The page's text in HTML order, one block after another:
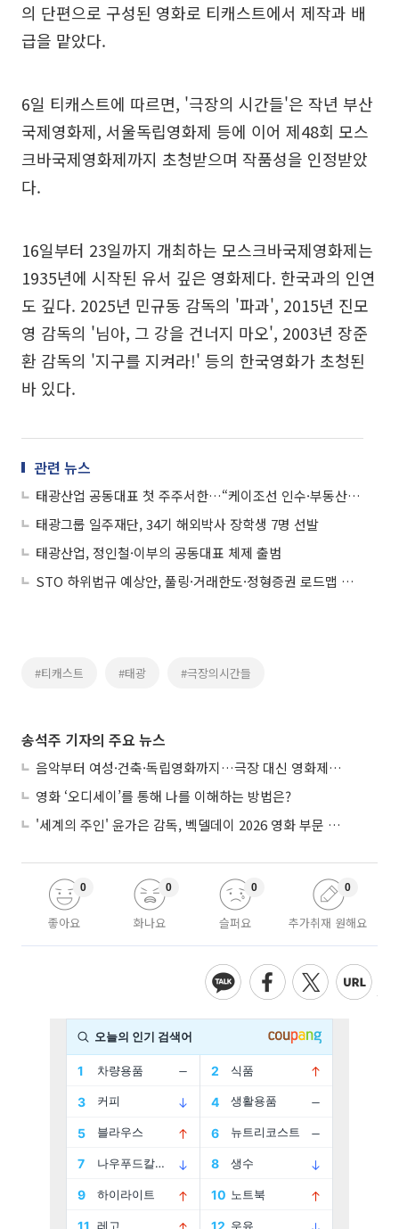
의 단편으로 구성된 영화로 티캐스트에서 제작과 배
급을 맡았다.
6일 티캐스트에 따르면, '극장의 시간들'은 작년 부산
국제영화제, 서울독립영화제 등에 이어 제48회 모스
크바국제영화제까지 초청받으며 작품성을 인정받았
다.
16일부터 23일까지 개최하는 모스크바국제영화제는
1935년에 시작된 유서 깊은 영화제다. 한국과의 인연
도 깊다. 2025년 민규동 감독의 '파과', 2015년 진모
영 감독의 '님아, 그 강을 건너지 마오', 2003년 장준
환 감독의 '지구를 지켜라!' 등의 한국영화가 초청된
바 있다.
관련 뉴스
태광산업 공동대표 첫 주주서한…“케이조선 인수·부동산 개발 기회 다각 검토”
태광그룹 일주재단, 34기 해외박사 장학생 7명 선발
태광산업, 정인철·이부의 공동대표 체제 출범
STO 하위법규 예상안, 풀링·거래한도·정형증권 로드맵 제시
#티캐스트 #태광 #극장의시간들
송석주 기자의 주요 뉴스
음악부터 여성·건축·독립영화까지…극장 대신 영화제로 즐기는 스크린 여행
영화 ‘오디세이’를 통해 나를 이해하는 방법은?
'세계의 주인' 윤가은 감독, 벡델데이 2026 영화 부문 벡델리안 감독 선정
좋아요
0
화나요
0
슬퍼요
0
추가취재 원해요
0